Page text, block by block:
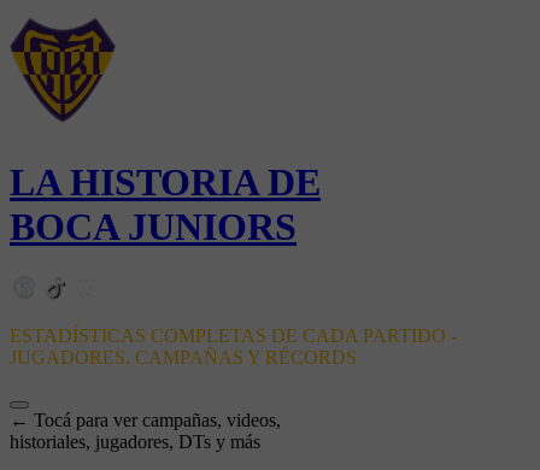
LA HISTORIA DE
BOCA JUNIORS
ESTADÍSTICAS COMPLETAS DE CADA PARTIDO -
JUGADORES, CAMPAÑAS Y RÉCORDS
← Tocá para ver campañas, videos,
historiales, jugadores, DTs y más